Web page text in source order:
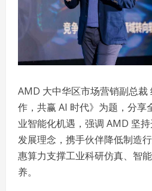
AMD 大中华区市场营销副总裁
作，共赢 AI 时代》为题，分享
业智能化机遇，强调 AMD 坚
发展理念，携手伙伴降低制造
惠算力支撑工业科研仿真、智
养。